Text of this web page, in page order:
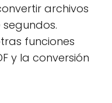
archivos
segundos.
funciones
y la conversión